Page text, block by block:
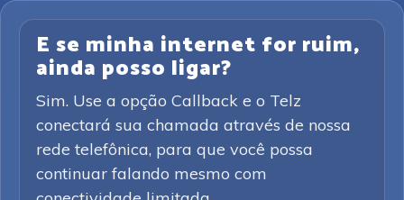
E se minha internet for ruim,
ainda posso ligar?
Sim. Use a opção Callback e o Telz
conectará sua chamada através de nossa
rede telefônica, para que você possa
continuar falando mesmo com